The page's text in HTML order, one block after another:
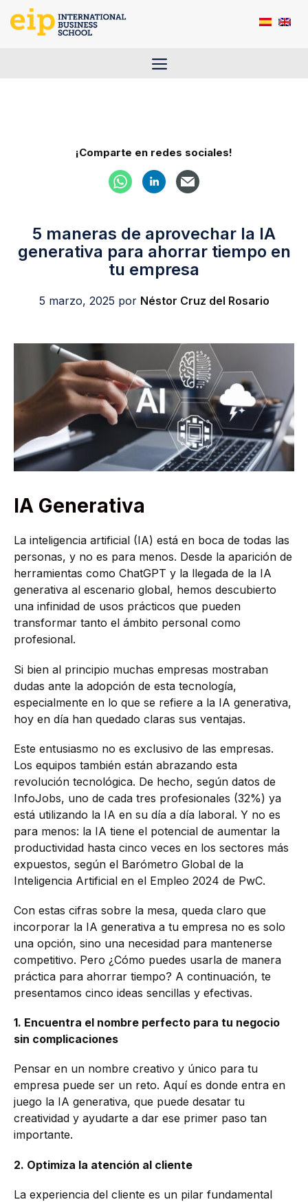
Saltar
Menú
¡Comparte en redes sociales!
5 maneras de aprovechar la IA
generativa para ahorrar tiempo en
tu empresa
5 marzo, 2025 por Néstor Cruz del Rosario
IA Generativa
La inteligencia artificial (IA) está en boca de todas las
personas, y no es para menos. Desde la aparición de
herramientas como ChatGPT y la llegada de la IA
generativa al escenario global, hemos descubierto
una infinidad de usos prácticos que pueden
transformar tanto el ámbito personal como
profesional.
Si bien al principio muchas empresas mostraban
dudas ante la adopción de esta tecnología,
especialmente en lo que se refiere a la IA generativa,
hoy en día han quedado claras sus ventajas.
Este entusiasmo no es exclusivo de las empresas.
Los equipos también están abrazando esta
revolución tecnológica. De hecho, según datos de
InfoJobs, uno de cada tres profesionales (32%) ya
está utilizando la IA en su día a día laboral. Y no es
para menos: la IA tiene el potencial de aumentar la
productividad hasta cinco veces en los sectores más
expuestos, según el Barómetro Global de la
Inteligencia Artificial en el Empleo 2024 de PwC.
Con estas cifras sobre la mesa, queda claro que
incorporar la IA generativa a tu empresa no es solo
una opción, sino una necesidad para mantenerse
competitivo. Pero ¿Cómo puedes usarla de manera
práctica para ahorrar tiempo? A continuación, te
presentamos cinco ideas sencillas y efectivas.
1. Encuentra el nombre perfecto para tu negocio
sin complicaciones
Pensar en un nombre creativo y único para tu
empresa puede ser un reto. Aquí es donde entra en
juego la IA generativa, que puede desatar tu
creatividad y ayudarte a dar ese primer paso tan
importante.
2. Optimiza la atención al cliente
La experiencia del cliente es un pilar fundamental